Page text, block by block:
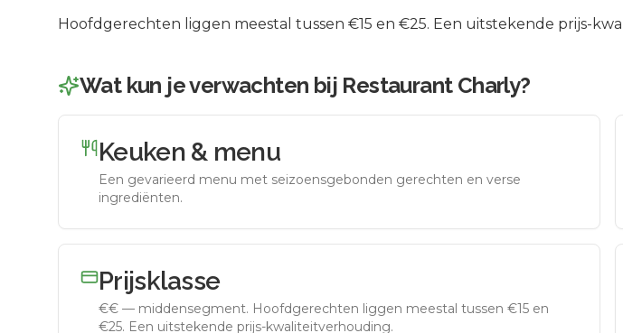
Hoofdgerechten liggen meestal tussen €15 en €25. Een uitstekende prijs-
Wat kun je verwachten bij Restaurant Charly?
Keuken & menu
Een gevarieerd menu met seizoensgebonden gerechten en verse
ingrediënten.
Prijsklasse
€€ — middensegment. Hoofdgerechten liggen meestal tussen €15 en
€25. Een uitstekende prijs-kwaliteitverhouding.